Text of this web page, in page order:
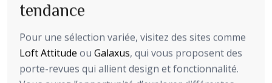
tendance
Pour une sélection variée, visitez des sites comme
Loft Attitude ou Galaxus, qui vous proposent des
porte-revues qui allient design et fonctionnalité.